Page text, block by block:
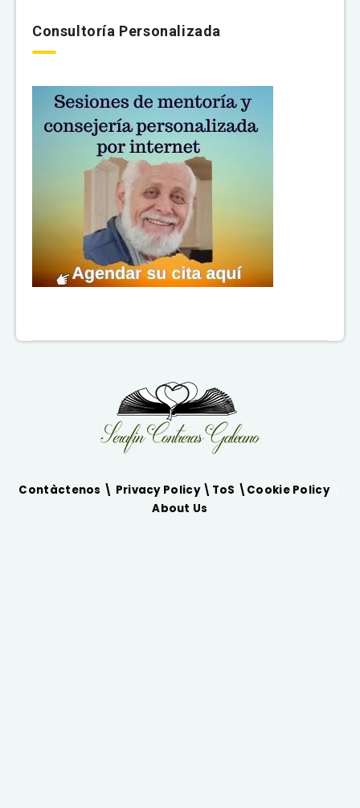
Consultoría Personalizada
Contàctenos \ Privacy Policy \ ToS \ Cookie Policy\
About Us